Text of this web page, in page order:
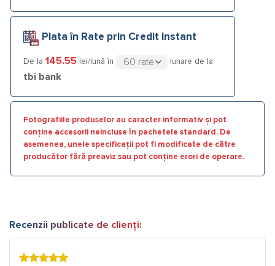
Plata în Rate prin Credit Instant
De la 145.55 lei/lună în lunare de la
tbi bank
Fotografiile produselor au caracter informativ și pot
conține accesorii neincluse în pachetele standard. De
asemenea, unele specificații pot fi modificate de către
producător fără preaviz sau pot conține erori de operare.
Recenzii publicate de clienți: